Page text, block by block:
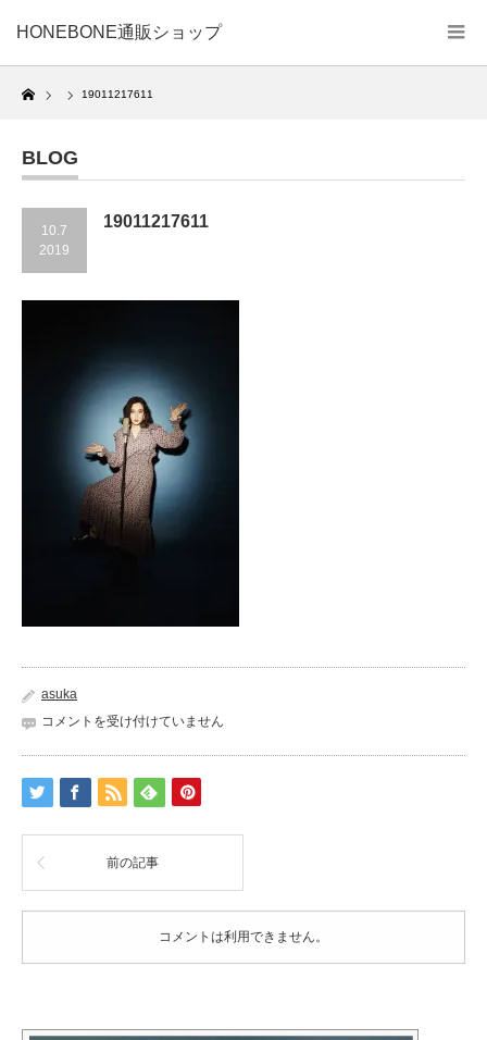
HONEBONE通販ショップ
Home
19011217611
BLOG
10.7
2019
19011217611
asuka
19011217611
コメントを受け付けていません
前の記事
コメントは利用できません。